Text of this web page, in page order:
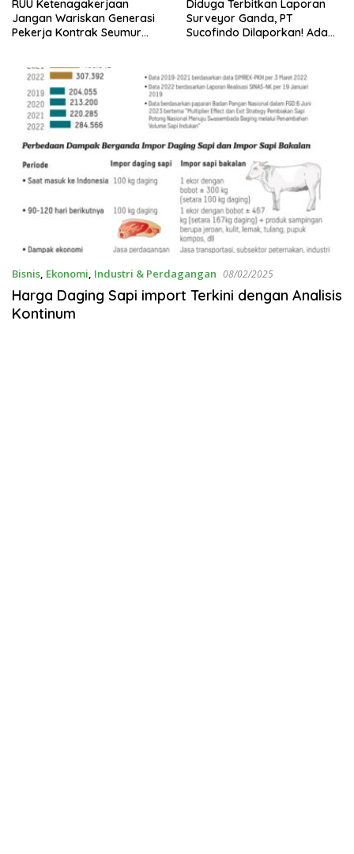
Generasi
Seumur
Diduga Terbitkan Laporan
Surveyor Ganda, PT
Sucofindo Dilaporkan! Ada
ASPEK
Menjadi
Bisnis, Ekonomi, Industri & Perdagangan 08/02/2025
Harga Daging Sapi import Terkini dengan Analisis
Kontinum